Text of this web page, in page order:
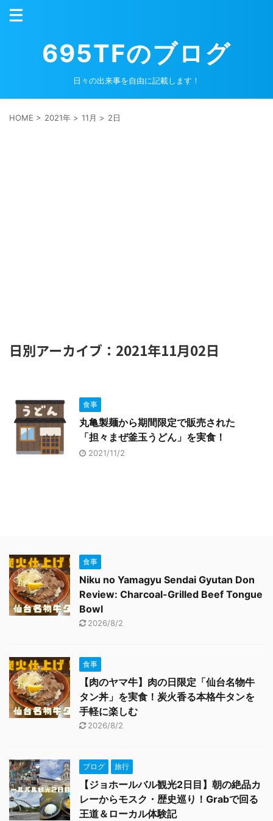
695TFのブログ
日々の出来事を自由に記載します！
HOME > 2021年 > 11月 > 2日
日別アーカイブ：2021年11月02日
食事
丸亀製麺から期間限定で販売された
「担々まぜ釜玉うどん」を実食！
2021/11/2
食事
Niku no Yamagyu Sendai Gyutan Don
Review: Charcoal-Grilled Beef Tongue
Bowl
2026/8/2
食事
【肉のヤマ牛】肉の日限定「仙台名物牛
タン丼」を実食！炭火香る本格牛タンを
手軽に楽しむ
2026/8/2
ブログ 旅行
【ジョホールバル観光2日目】朝の絶品カ
レーからモスク・歴史巡り！Grabで回る
王道＆ローカル体験記